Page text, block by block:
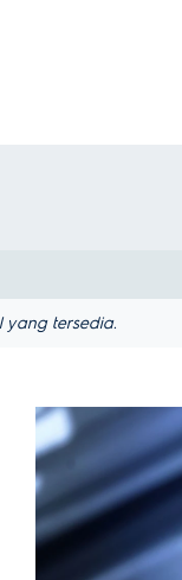
yang tersedia.